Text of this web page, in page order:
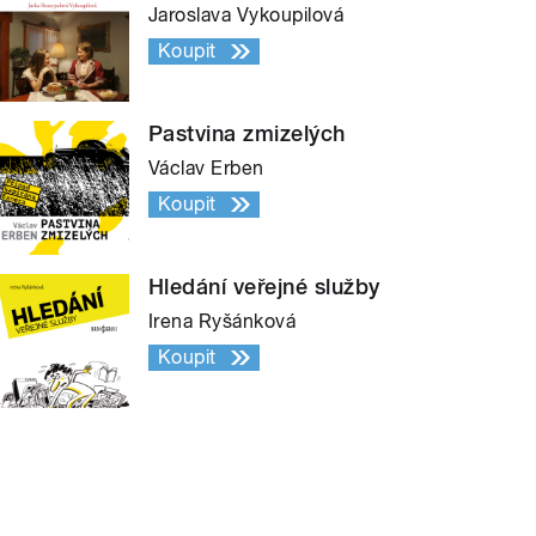
Jaroslava Vykoupilová
Koupit
Pastvina zmizelých
Václav Erben
Koupit
Hledání veřejné služby
Irena Ryšánková
Koupit